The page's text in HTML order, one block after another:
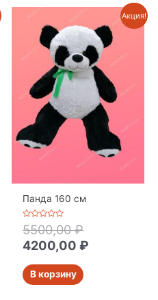
Акция!
Панда 160 см
Оценка
0
из
5
5500,00₽
4200,00₽
В корзину